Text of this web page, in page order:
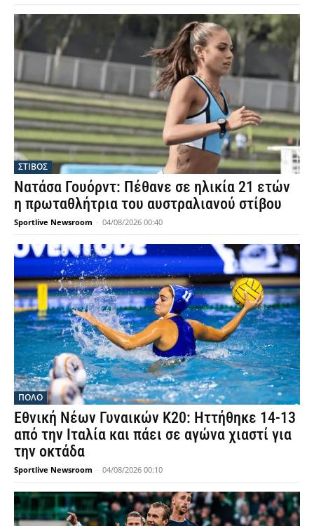
ΣΤΙΒΟΣ
Νατάσα Γουόρντ: Πέθανε σε ηλικία 21 ετών
η πρωταθλήτρια του αυστραλιανού στίβου
Sportlive Newsroom - 04/08/2026 00:40
ΠΟΛΟ
Εθνική Νέων Γυναικών Κ20: Ηττήθηκε 14-13
από την Ιταλία και πάει σε αγώνα χιαστί για
την οκτάδα
Sportlive Newsroom - 04/08/2026 00:10